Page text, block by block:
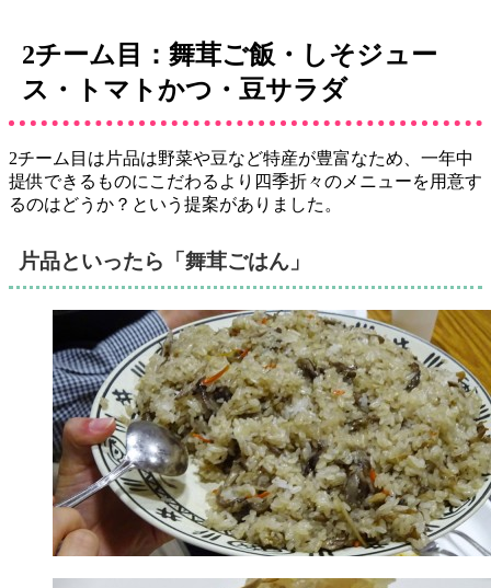
2チーム目：舞茸ご飯・しそジュー
ス・トマトかつ・豆サラダ
2チーム目は片品は野菜や豆など特産が豊富なため、一年中
提供できるものにこだわるより四季折々のメニューを用意す
るのはどうか？という提案がありました。
片品といったら「舞茸ごはん」